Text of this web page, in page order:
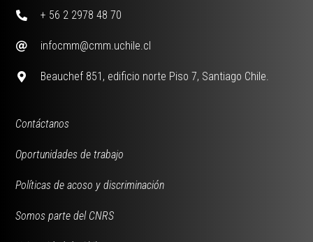
+ 56 2 2978 48 70
infocmm@cmm.uchile.cl
Beauchef 851, edificio norte Piso 7, Santiago Chile.
Contáctanos
Oportunidades de trabajo
Políticas de acoso y discriminación
Somos parte del CNRS